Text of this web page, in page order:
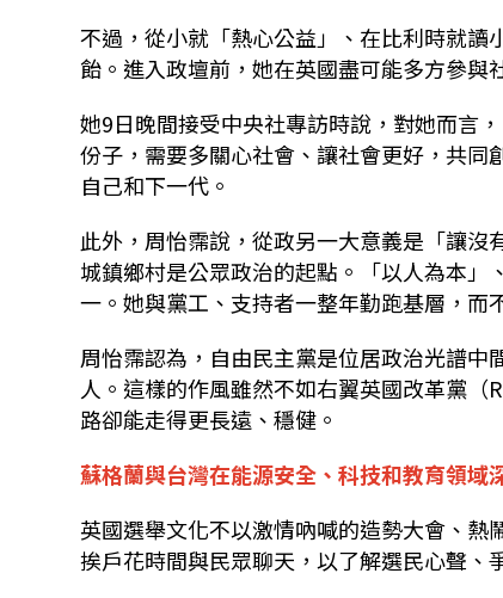
不過，從小就「熱心公益」、在比利時就
飴。進入政壇前，她在英國盡可能多方參與
她9日晚間接受中央社專訪時說，對她而言
份子，需要多關心社會、讓社會更好，共
自己和下一代。
此外，周怡霈說，從政另一大意義是「讓沒
城鎮鄉村是公眾政治的起點。「以人為本
一。她與黨工、支持者一整年勤跑基層，而
周怡霈認為，自由民主黨是位居政治光譜
人。這樣的作風雖然不如右翼英國改革黨
路卻能走得更長遠、穩健。
蘇格蘭與台灣在能源安全、科技和教育領域
英國選舉文化不以激情吶喊的造勢大會、
挨戶花時間與民眾聊天，以了解選民心聲、